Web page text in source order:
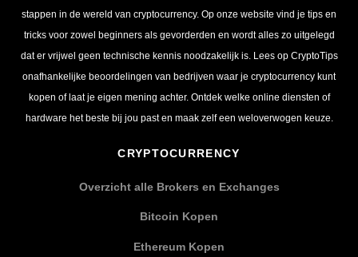
stappen in de wereld van cryptocurrency. Op onze website vind je tips en
tricks voor zowel beginners als gevorderden en wordt alles zo uitgelegd
dat er vrijwel geen technische kennis noodzakelijk is. Lees op CryptoTips
onafhankelijke beoordelingen van bedrijven waar je cryptocurrency kunt
kopen of laat je eigen mening achter. Ontdek welke online diensten of
hardware het beste bij jou past en maak zelf een weloverwogen keuze.
CRYPTOCURRENCY
Overzicht alle Brokers en Exchanges
Bitcoin Kopen
Ethereum Kopen